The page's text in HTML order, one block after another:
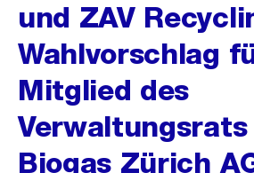
und ZAV
Wahlvorschlag
Mitglied des
Biogas Zürich